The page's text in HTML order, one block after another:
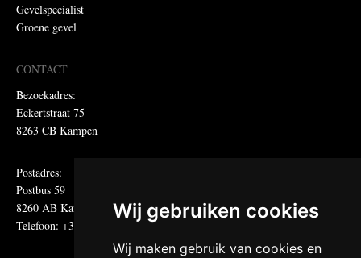
Wij gebruiken cookies
Wij maken gebruik van cookies en
Gevelspecialist
Groene gevel
CONTACT
Bezoekadres:
Eckertstraat 75
8263 CB Kampen
Postadres:
Postbus 59
8260 AB Kampen
Telefoon: +31 (0)38 331 81 81